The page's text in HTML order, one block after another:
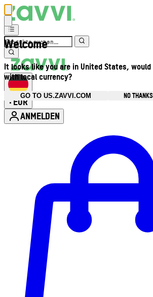
Welcome
It looks like you are in United States,
with local currency?
GO TO US.ZAVVI.COM
NO
• EUR
ANMELDEN